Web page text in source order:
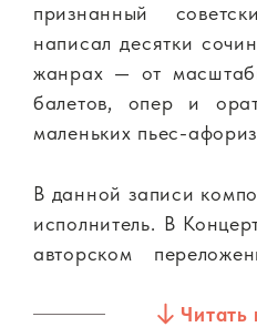
признанный
написал десятки
жанрах — от
балетов, опер и
маленьких пьес-
В данной записи
исполнитель. В
авторском
партию
Читать